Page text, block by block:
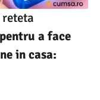
a face
in casa: